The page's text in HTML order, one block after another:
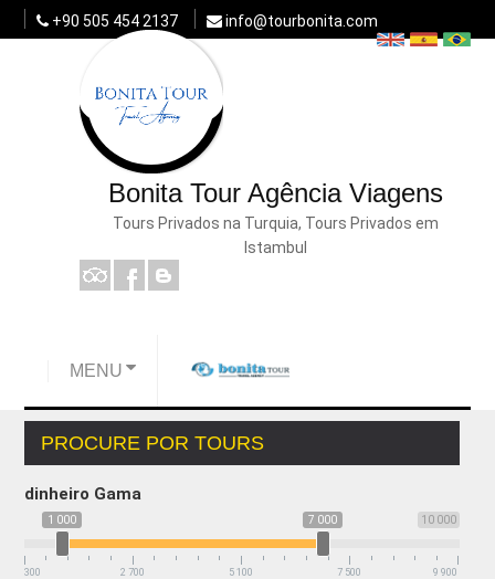
+90 505 454 2137 info@tourbonita.com
Bonita Tour Agência Viagens
Tours Privados na Turquia, Tours Privados em
Istambul
MENU
PROCURE POR TOURS
dinheiro Gama
10 000
1 000 7 000
300 2 700 5 100 7 500 9 900